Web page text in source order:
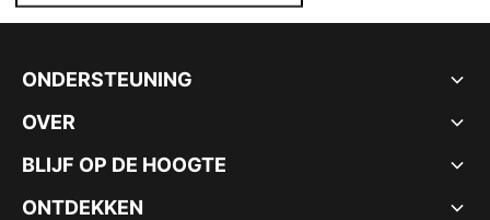
ONDERSTEUNING
OVER
BLIJF OP DE HOOGTE
ONTDEKKEN